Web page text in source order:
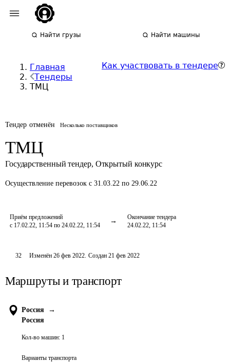
Найти грузы Найти машины
Главная
Тендеры
ТМЦ
Как участвовать в тендере
Тендер отменён Несколько поставщиков
ТМЦ
Государственный тендер, Открытый конкурс
Осуществление перевозок с 31.03.22 по 29.06.22
Приём предложений
с 17.02.22, 11:54 по 24.02.22, 11:54
Окончание тендера
24.02.22, 11:54
32 Изменён26 фев 2022. Создан 21 фев 2022
Маршруты и транспорт
Россия
→
Россия
Кол-во машин: 1
Варианты транспорта